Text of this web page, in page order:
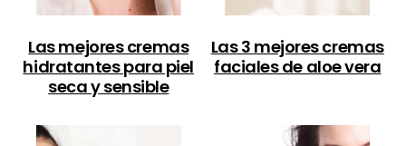
Las mejores cremas
hidratantes para piel
seca y sensible
Las 3 mejores cremas
faciales de aloe vera